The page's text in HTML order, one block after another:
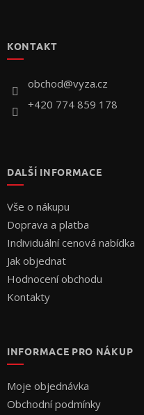
KONTAKT
obchod@vyza.cz
+420 774 859 178
DALŠÍ INFORMACE
Vše o nákupu
Doprava a platba
Individuální cenová nabídka
Jak objednat
Hodnocení obchodu
Kontakty
INFORMACE PRO NÁKUP
Moje objednávka
Obchodní podmínky